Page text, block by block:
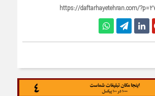
https://daftarhayetehran.com/